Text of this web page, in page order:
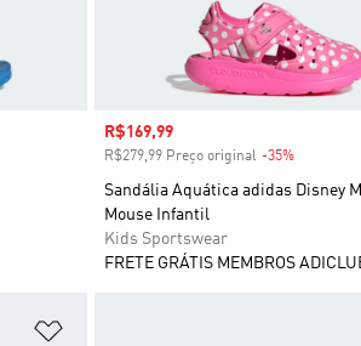
Preço com desconto
R$169,99
R$279,99 Preço original -35%
Sandália Aquática adidas Disney
Mouse Infantil
Kids Sportswear
FRETE GRÁTIS MEMBROS